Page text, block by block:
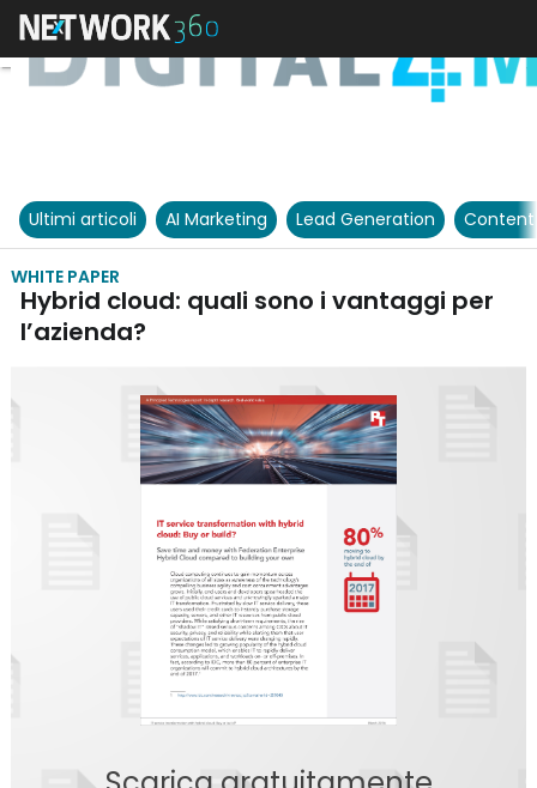
Ultimi articoli AI Marketing Lead Generation
WHITE PAPER
Hybrid cloud: quali sono i vantaggi per
l’azienda?